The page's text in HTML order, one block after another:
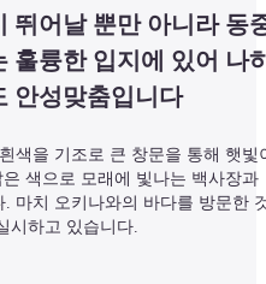
뛰어날 뿐만 아니라 동
훌륭한 입지에 있어 나
안성맞춤입니다
색을 기조로 큰 창문을 통해 햇빛
색으로 모래에 빛나는 백사장과
마치 오키나와의 바다를 방문한
시하고 있습니다.